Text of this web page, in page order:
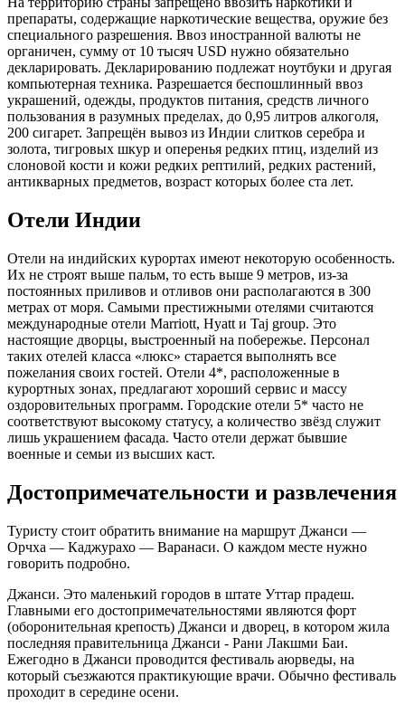
препараты, содержащие наркотические вещества, оружие без
специального разрешения. Ввоз иностранной валюты не
органичен, сумму от 10 тысяч USD нужно обязательно
декларировать. Декларированию подлежат ноутбуки и другая
компьютерная техника. Разрешается беспошлинный ввоз
украшений, одежды, продуктов питания, средств личного
пользования в разумных пределах, до 0,95 литров алкоголя,
200 сигарет. Запрещён вывоз из Индии слитков серебра и
золота, тигровых шкур и оперенья редких птиц, изделий из
слоновой кости и кожи редких рептилий, редких растений,
антикварных предметов, возраст которых более ста лет.
Отели Индии
Отели на индийских курортах имеют некоторую особенность.
Их не строят выше пальм, то есть выше 9 метров, из-за
постоянных приливов и отливов они располагаются в 300
метрах от моря. Самыми престижными отелями считаются
международные отели Marriott, Hyatt и Taj group. Это
настоящие дворцы, выстроенный на побережье. Персонал
таких отелей класса «люкс» старается выполнять все
пожелания своих гостей. Отели 4*, расположенные в
курортных зонах, предлагают хороший сервис и массу
оздоровительных программ. Городские отели 5* часто не
соответствуют высокому статусу, а количество звёзд служит
лишь украшением фасада. Часто отели держат бывшие
военные и семьи из высших каст.
Достопримечательности и развлечения
Туристу стоит обратить внимание на маршрут Джанси —
Орчха — Каджурахо — Варанаси. О каждом месте нужно
говорить подробно.
Джанси. Это маленький городов в штате Уттар прадеш.
Главными его достопримечательностями являются форт
(оборонительная крепость) Джанси и дворец, в котором жила
последняя правительница Джанси - Рани Лакшми Баи.
Ежегодно в Джанси проводится фестиваль аюрведы, на
который съезжаются практикующие врачи. Обычно фестиваль
проходит в середине осени.